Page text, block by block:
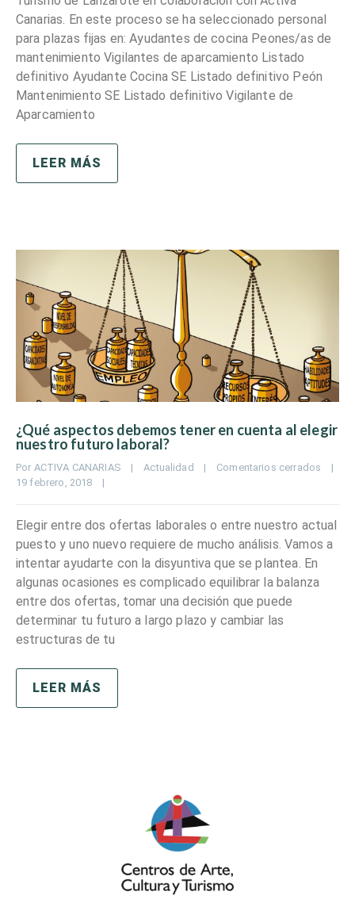
Canarias. En este proceso se ha seleccionado personal
para plazas fijas en: Ayudantes de cocina Peones/as de
mantenimiento Vigilantes de aparcamiento Listado
definitivo Ayudante Cocina SE Listado definitivo Peón
Mantenimiento SE Listado definitivo Vigilante de
Aparcamiento
LEER MÁS
¿Qué aspectos debemos tener en cuenta al elegir
nuestro futuro laboral?
Por ACTIVA CANARIAS | Actualidad | Comentarios cerrados
|
19 febrero, 2018 |
Elegir entre dos ofertas laborales o entre nuestro actual
puesto y uno nuevo requiere de mucho análisis. Vamos a
intentar ayudarte con la disyuntiva que se plantea. En
algunas ocasiones es complicado equilibrar la balanza
entre dos ofertas, tomar una decisión que puede
determinar tu futuro a largo plazo y cambiar las
estructuras de tu
LEER MÁS